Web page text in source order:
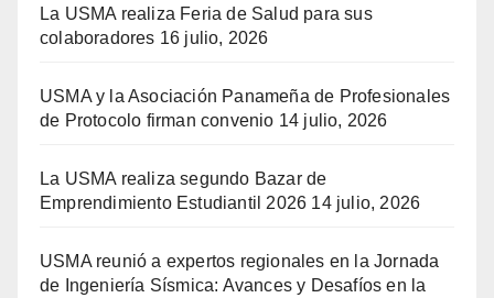
La USMA realiza Feria de Salud para sus
colaboradores 16 julio, 2026
USMA y la Asociación Panameña de Profesionales
de Protocolo firman convenio 14 julio, 2026
La USMA realiza segundo Bazar de
Emprendimiento Estudiantil 2026 14 julio, 2026
USMA reunió a expertos regionales en la Jornada
de Ingeniería Sísmica: Avances y Desafíos en la